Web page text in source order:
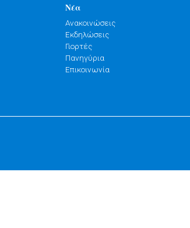
Νέα
Ανακοινώσεις
Εκδηλώσεις
Γιορτές
Πανηγύρια
Επικοινωνία